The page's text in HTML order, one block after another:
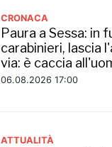
CRONACA
Paura a Sessa: in
carabinieri, lascia
via: è caccia
06.08.2026 17:00
ATTUALITÀ